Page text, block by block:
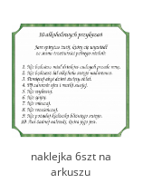
naklejka 6szt na
arkuszu